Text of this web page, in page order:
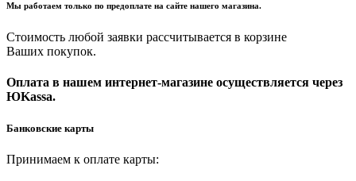
Мы работаем только по предоплате на сайте нашего магазина.
Стоимость любой заявки рассчитывается в корзине
Ваших покупок.
Оплата в нашем интернет-магазине осуществляется через
ЮKassa.
Банковские карты
Принимаем к оплате карты: